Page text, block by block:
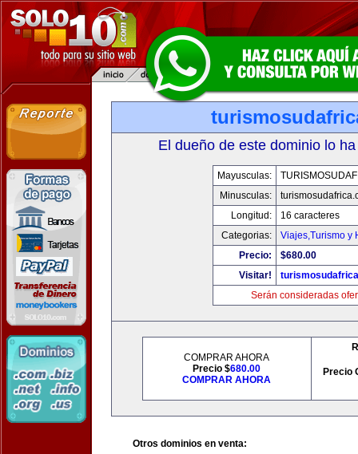
El dueño de este dominio lo
Mayusculas:
Minusculas:
Longitud:
16 caracteres
Categorias:
Viajes,Turismo y
Precio:
$680.00
Visitar!
Serán consideradas
COMPRAR AHORA
Precio $680.00
COMPRAR AHORA
Precio
Otros dominios en venta: